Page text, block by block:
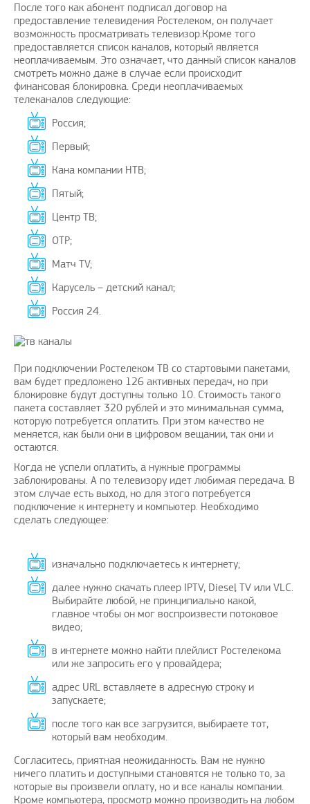
| 10.3.2021
После того как абонент подписал договор на
предоставление телевидения Ростелеком, он получает
возможность просматривать телевизор.Кроме того
предоставляется список каналов, который является
неоплачиваемым. Это означает, что данный список каналов
смотреть можно даже в случае если происходит
финансовая блокировка. Среди неоплачиваемых
телеканалов следующие:
Россия;
Первый;
Кана компании НТВ;
Пятый;
Центр ТВ;
ОТР;
Матч TV;
Карусель – детский канал;
Россия 24.
При подключении Ростелеком ТВ со стартовыми пакетами,
вам будет предложено 126 активных передач, но при
блокировке будут доступны только 10. Стоимость такого
пакета составляет 320 рублей и это минимальная сумма,
которую потребуется оплатить. При этом качество не
меняется, как были они в цифровом вещании, так они и
остаются.
Когда не успели оплатить, а нужные программы
заблокированы. А по телевизору идет любимая передача. В
этом случае есть выход, но для этого потребуется
подключение к интернету и компьютер. Необходимо
сделать следующее:
изначально подключаетесь к интернету;
далее нужно скачать плеер IPTV, Diesel TV или VLC.
Выбирайте любой, не принципиально какой,
главное чтобы он мог воспроизвести потоковое
видео;
в интернете можно найти плейлист Ростелекома
или же запросить его у провайдера;
адрес URL вставляете в адресную строку и
запускаете;
после того как все загрузится, выбираете тот,
который вам необходим.
Согласитесь, приятная неожиданность. Вам не нужно
ничего платить и доступными становятся не только то, за
которые вы произвели оплату, но и все каналы компании.
Кроме компьютера, просмотр можно производить на любом